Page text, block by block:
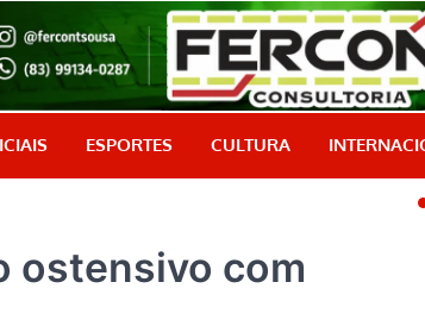
credibilidade, é aqui!
ESPORTES CULTURA
ostensivo com